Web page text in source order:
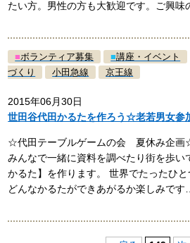
たい方。男性の方も大歓迎です。ご興味
■ボランティア募集 ■講座・イベント
づくり
小田急線 京王線
2015年06月30日
世田谷代田かるたを作ろう☆老若男女
☆代田テーブルゲームの会 夏休み企画
みんなで一緒に資料を調べたり街を歩い
かるた】を作ります。 世界でたったひと
どんなかるたができあがるか楽しみ